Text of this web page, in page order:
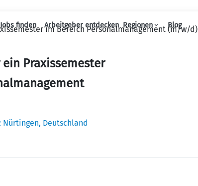
Haupt-Navigation
Jobs finden Arbeitgeber entdecken Regionen Blog
im Bereich Personalmanagement (m/w/d)
Praxissemester
Nürtingen, Deutschland